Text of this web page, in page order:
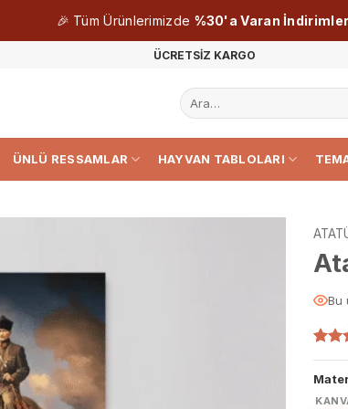
🎉 Tüm Ürünlerimizde %30'a Varan
ÜCRETSİZ KARGO
Ara:
ÜNLÜ RESSAMLAR HAYVAN TABLOLARI
Bu
1
5